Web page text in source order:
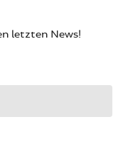
letzten News!